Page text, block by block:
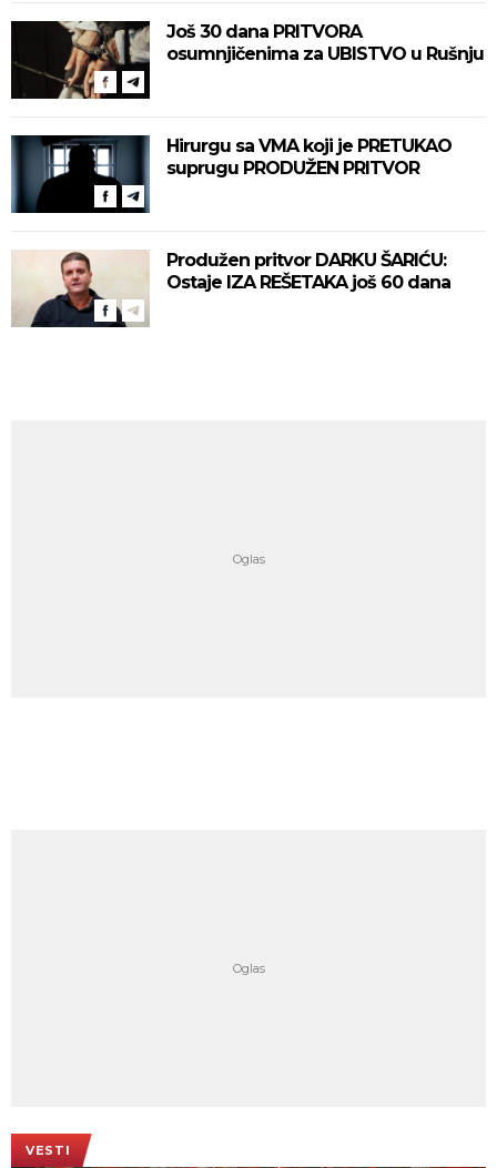
Još 30 dana PRITVORA
osumnjičenima za UBISTVO u Rušnju
Hirurgu sa VMA koji je PRETUKAO
suprugu PRODUŽEN PRITVOR
Produžen pritvor DARKU ŠARIĆU:
Ostaje IZA REŠETAKA još 60 dana
VESTI